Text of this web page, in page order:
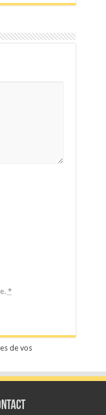
*
de vos